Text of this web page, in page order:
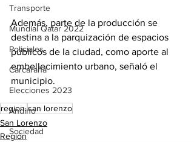
Transporte
Mundial Qatar 2022
Policiales
Carcarañá
Elecciones 2023
Andino
Sociedad
Además, parte de la producción se
destina a la parquización de espacios
públicos de la ciudad, como aporte al
embellecimiento urbano, señaló el
municipio.
region.san lorenzo
San Lorenzo
Región